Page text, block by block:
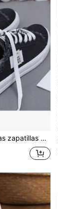
con diseño de deslizamiento para mujer, para primavera